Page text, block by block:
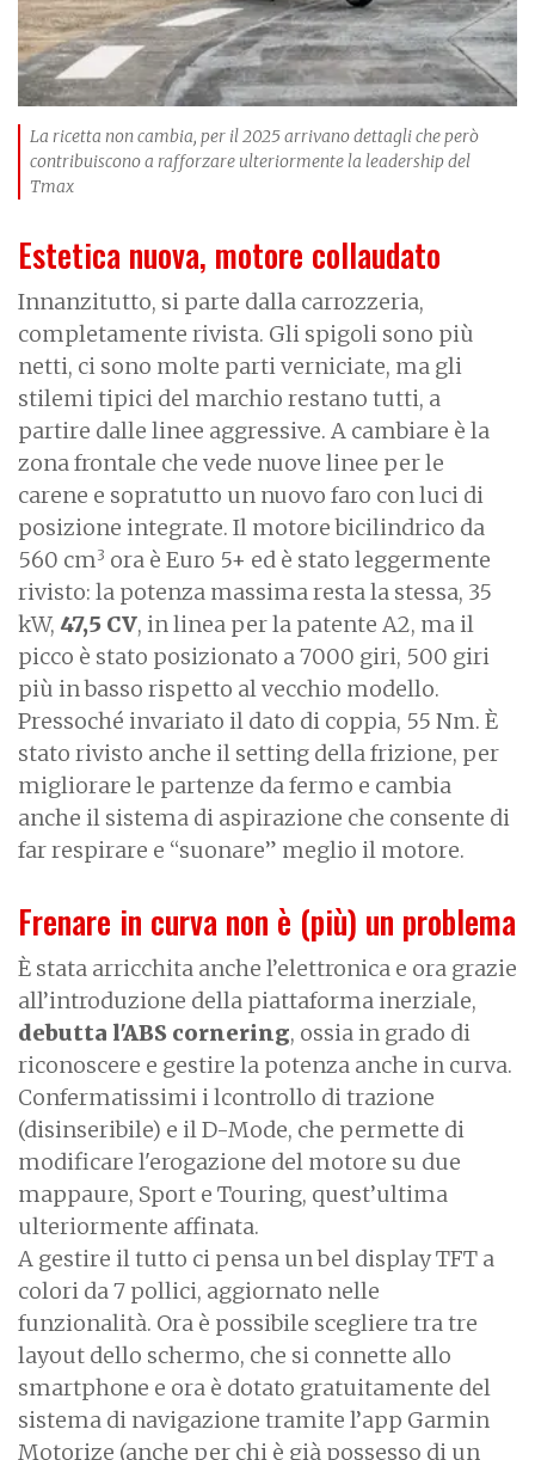
La ricetta non cambia, per il 2025 arrivano dettagli che però
contribuiscono a rafforzare ulteriormente la leadership del
Tmax
Estetica nuova, motore collaudato
Innanzitutto, si parte dalla carrozzeria,
completamente rivista. Gli spigoli sono più
netti, ci sono molte parti verniciate, ma gli
stilemi tipici del marchio restano tutti, a
partire dalle linee aggressive. A cambiare è la
zona frontale che vede nuove linee per le
carene e sopratutto un nuovo faro con luci di
posizione integrate. Il motore bicilindrico da
560 cm3 ora è Euro 5+ ed è stato leggermente
rivisto: la potenza massima resta la stessa, 35
kW, 47,5 CV, in linea per la patente A2, ma il
picco è stato posizionato a 7000 giri, 500 giri
più in basso rispetto al vecchio modello.
Pressoché invariato il dato di coppia, 55 Nm. È
stato rivisto anche il setting della frizione, per
migliorare le partenze da fermo e cambia
anche il sistema di aspirazione che consente di
far respirare e “suonare” meglio il motore.
Frenare in curva non è (più) un problema
È stata arricchita anche l’elettronica e ora grazie
all’introduzione della piattaforma inerziale,
debutta l'ABS cornering, ossia in grado di
riconoscere e gestire la potenza anche in curva.
Confermatissimi i lcontrollo di trazione
(disinseribile) e il D-Mode, che permette di
modificare l'erogazione del motore su due
mappaure, Sport e Touring, quest’ultima
ulteriormente affinata.
A gestire il tutto ci pensa un bel display TFT a
colori da 7 pollici, aggiornato nelle
funzionalità. Ora è possibile scegliere tra tre
layout dello schermo, che si connette allo
smartphone e ora è dotato gratuitamente del
sistema di navigazione tramite l’app Garmin
Motorize (anche per chi è già possesso di un